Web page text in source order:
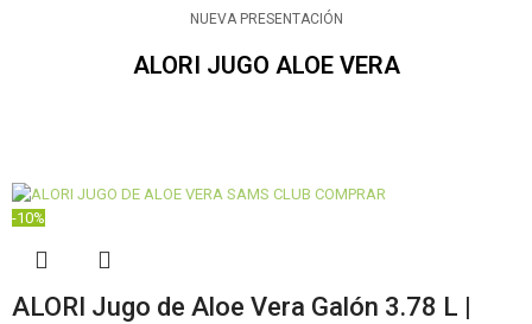
NUEVA PRESENTACIÓN
ALORI JUGO ALOE VERA
-10%
ALORI Jugo de Aloe Vera Galón 3.78 L |